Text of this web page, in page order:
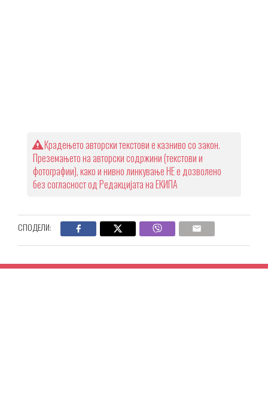
Крадењето авторски текстови е казниво со закон.
Преземањето на авторски содржини (текстови и
фотографии), како и нивно линкување НЕ е дозволено
без согласност од Редакцијата на ЕКИПА
СПОДЕЛИ: